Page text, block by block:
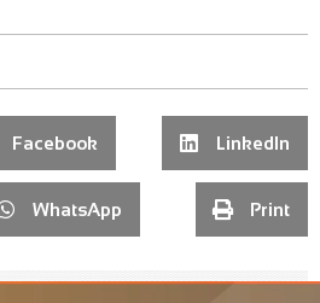
Facebook LinkedIn
WhatsApp Print